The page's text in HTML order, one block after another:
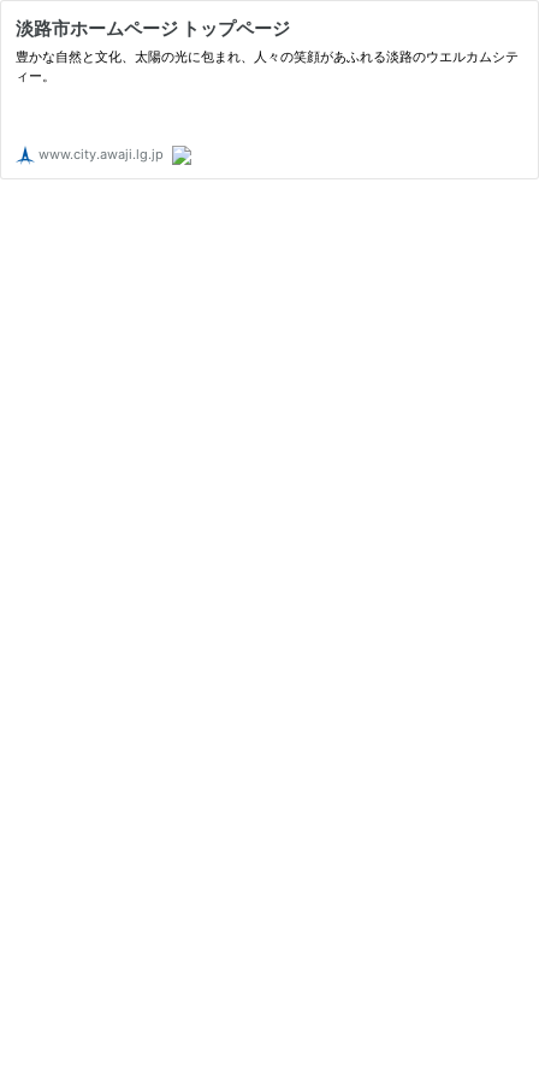
淡路市ホームページ トップページ
豊かな自然と文化、太陽の光に包まれ、人々の笑顔があふれる淡路のウエルカムシテ
ィー。
www.city.awaji.lg.jp